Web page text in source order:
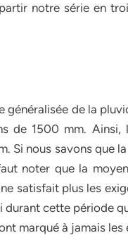
notre série en
de la
de 1500 mm.
Si nous savons que
noter que la
satisfait plus les
durant cette période
marqué à jamais